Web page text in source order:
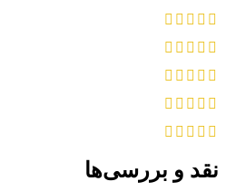
نقد و بررسی‌ها